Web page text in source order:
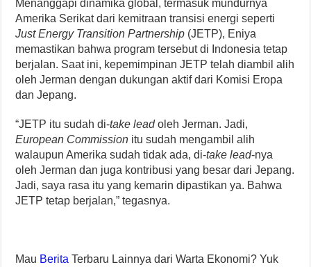
Menanggapi dinamika global, termasuk mundurnya
Amerika Serikat dari kemitraan transisi energi seperti
Just Energy Transition Partnership (JETP), Eniya
memastikan bahwa program tersebut di Indonesia tetap
berjalan. Saat ini, kepemimpinan JETP telah diambil alih
oleh Jerman dengan dukungan aktif dari Komisi Eropa
dan Jepang.
“JETP itu sudah di-take leadoleh Jerman. Jadi,
European Commission itu sudah mengambil alih
walaupun Amerika sudah tidak ada, di-take lead-nya
oleh Jerman dan juga kontribusi yang besar dari Jepang.
Jadi, saya rasa itu yang kemarin dipastikan ya. Bahwa
JETP tetap berjalan,” tegasnya.
Mau Berita Terbaru Lainnya dari Warta Ekonomi? Yuk